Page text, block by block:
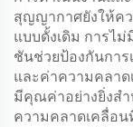
สุญญากาศยังให้ค
แบบดั้งเดิม การไ
ชันช่วยป้องกันการ
และค่าความคลา
มีคุณค่าอย่างยิ่งส
ความคลาดเคลื่อน